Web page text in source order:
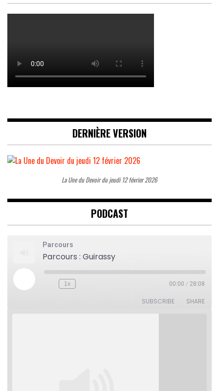
DERNIÈRE VERSION
La Une du Devoir du jeudi 12 février 2026
PODCAST
Parcours
Parcours : Guirassy
Play
Episode
Rewind
1x 00:00 / 28:08
SUBSCRIBE SHARE